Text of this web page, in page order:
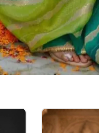
लहरिया साडी
पर्याय आहे. याचं सॉफ्ट